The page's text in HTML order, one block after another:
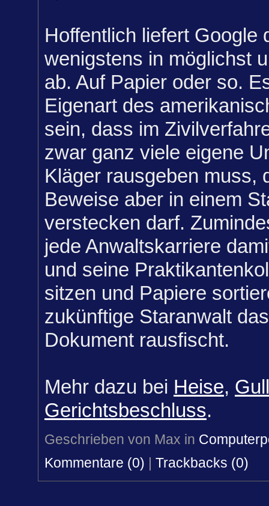
Hoffentlich liefert Google
wenigstens in möglichst
ab. Auf Papier oder so.
Eigenart des
sein, dass im
zwar ganz viele eigene
Kläger rausgeben muss,
Beweise aber in einem
verstecken darf.
jede Anwaltskarriere
und seine
sitzen und Papiere
zukünftige Staranwalt
Dokument rausfischt.
Mehr dazu bei Heise,
Gerichtsbeschluss.
Geschrieben von Max in
Kommentare (0) | Trackbacks (0)